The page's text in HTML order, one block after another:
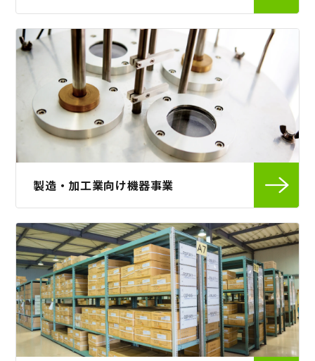
製造・加工業向け機器事業